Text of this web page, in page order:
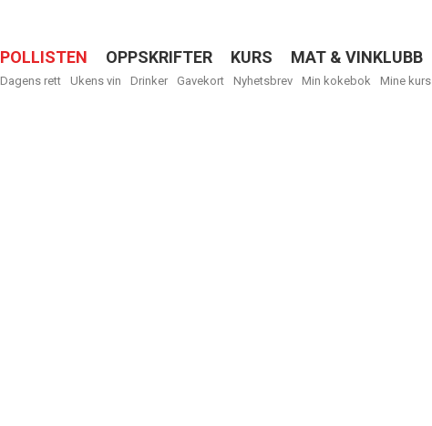
Menu
POLLISTEN OPPSKRIFTER KURS MAT & VINKLUBB
Dagens rett Ukens vin Drinker Gavekort Nyhetsbrev Min kokebok Mine kurs